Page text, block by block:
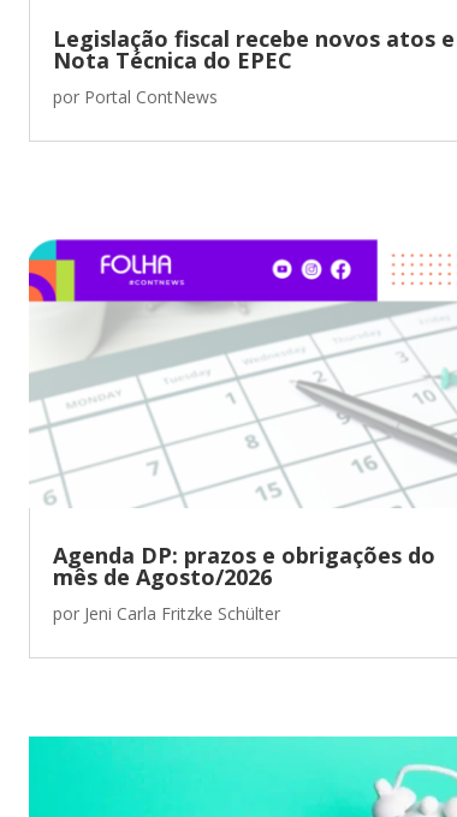
Legislação fiscal recebe novos atos e
Nota Técnica do EPEC
por Portal ContNews
Agenda DP: prazos e obrigações do
mês de Agosto/2026
por Jeni Carla Fritzke Schülter